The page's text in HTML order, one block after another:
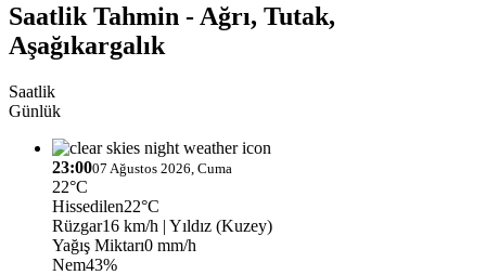
Saatlik Tahmin - Ağrı, Tutak,
Aşağıkargalık
Saatlik
Günlük
23:0007 Ağustos 2026, Cuma
22°C
Hissedilen22°C
Rüzgar16 km/h | Yıldız (Kuzey)
Yağış Miktarı0 mm/h
Nem43%